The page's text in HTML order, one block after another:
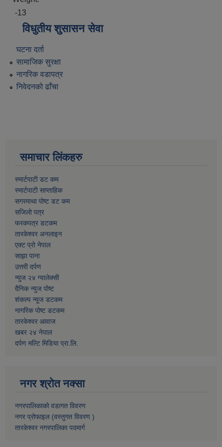
-13
विधुतीय शुसासन सेवा
घटना दर्ता
सामाजिक सुरक्षा
नागरिक वडापत्र
निवेदनको ढाँचा
समाचार लिंकहरु
स्मार्टपाटी डट कम
स्मार्टपाटी साप्ताहिक
सगरमाथा पोष्ट डट कम
सजिलो पत्र
फरकपत्र डटकम
तारकेश्वर अनलाइन
एक्ट प्रो नेपाल
साझा पाना
उत्तरी दर्पण
न्युज २४ ग्यालेक्सी
दैनिक न्युज पोष्ट
शंकल्प न्यूज डटकम
नागरिक पोष्ट डटकम
तारकेश्वर आवाज
खबर २४ नेपाल
दर्पण मल्टि मिडिया प्रा.लि.
नगर श्रोत नक्सा
नगरपालिकाको वडागत विवरण
नगर प्रोफाइल (वस्तुगत विवरण )
तारकेश्वर नगरपालिका पदमार्ग